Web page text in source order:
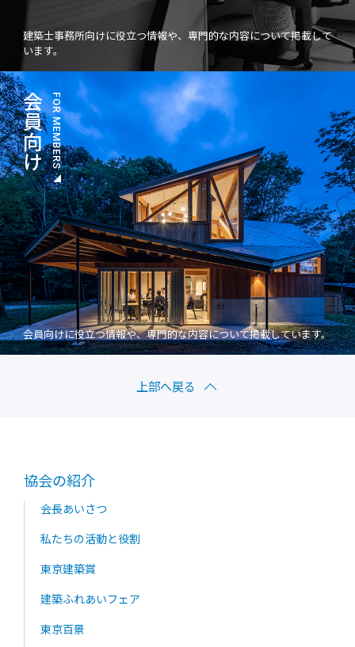
建築士事務所向けに役立つ情報や、専門的な内容について掲載して
います。
会員向けFOR MEMBERS
会員向けに役立つ情報や、専門的な内容について掲載しています。
上部へ戻る
協会の紹介
会長あいさつ
私たちの活動と役割
東京建築賞
建築ふれあいフェア
東京百景